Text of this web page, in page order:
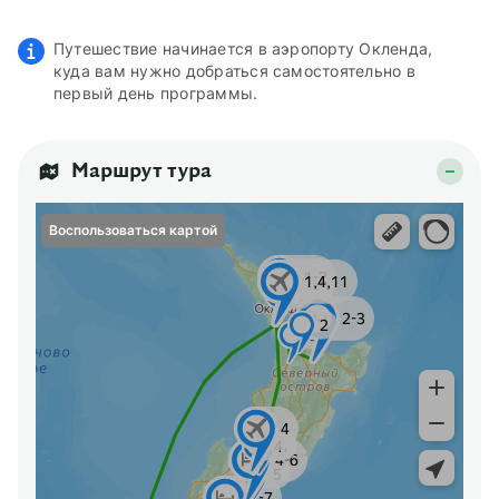
Путешествие начинается в аэропорту Окленда,
куда вам нужно добраться самостоятельно в
первый день программы.
Маршрут тура
Воспользоваться картой